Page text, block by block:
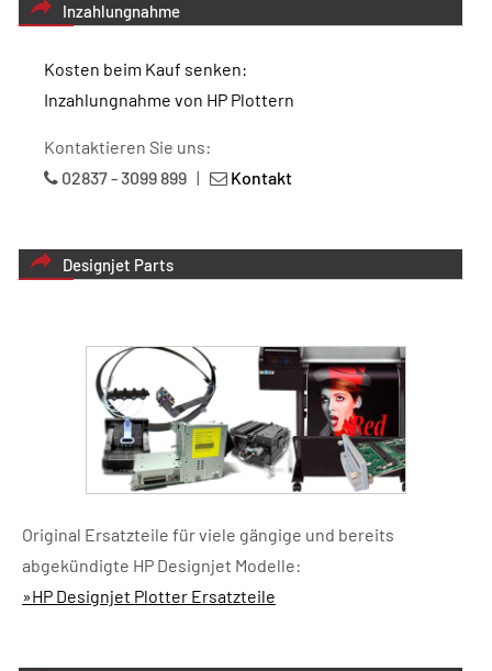
Inzahlungnahme
Kosten beim Kauf senken:
Inzahlungnahme von HP Plottern
Kontaktieren Sie uns:
02837 - 3099 899 | Kontakt
Designjet Parts
Original Ersatzteile für viele gängige und bereits
abgekündigte HP Designjet Modelle:
»HP Designjet Plotter Ersatzteile